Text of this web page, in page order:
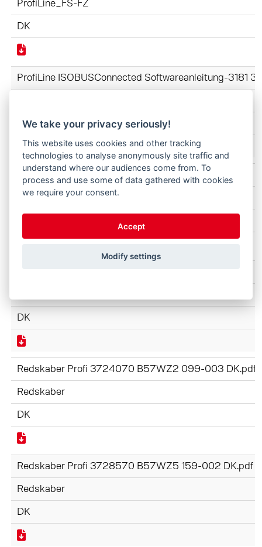
ProfiLine_FS-FZ
DK
ProfiLine ISOBUSConnected Softwareanleitung-3181
DK
ProfiLine FZ-FS 3620-4842 3745070-2025 DK.pdf
ProfiLine_FS-FZ
DK
Redskaber Profi 3724070 B57WZ2 099-003 DK.pdf
Redskaber
DK
Redskaber Profi 3728570 B57WZ5 159-002 DK.pdf
Redskaber
DK
We take your privacy seriously!
This website uses cookies and other tracking
technologies to analyse anonymously site traffic and
understand where our audiences come from. To
process and use some of data gathered with cookies
we require your consent.
Accept
Modify settings